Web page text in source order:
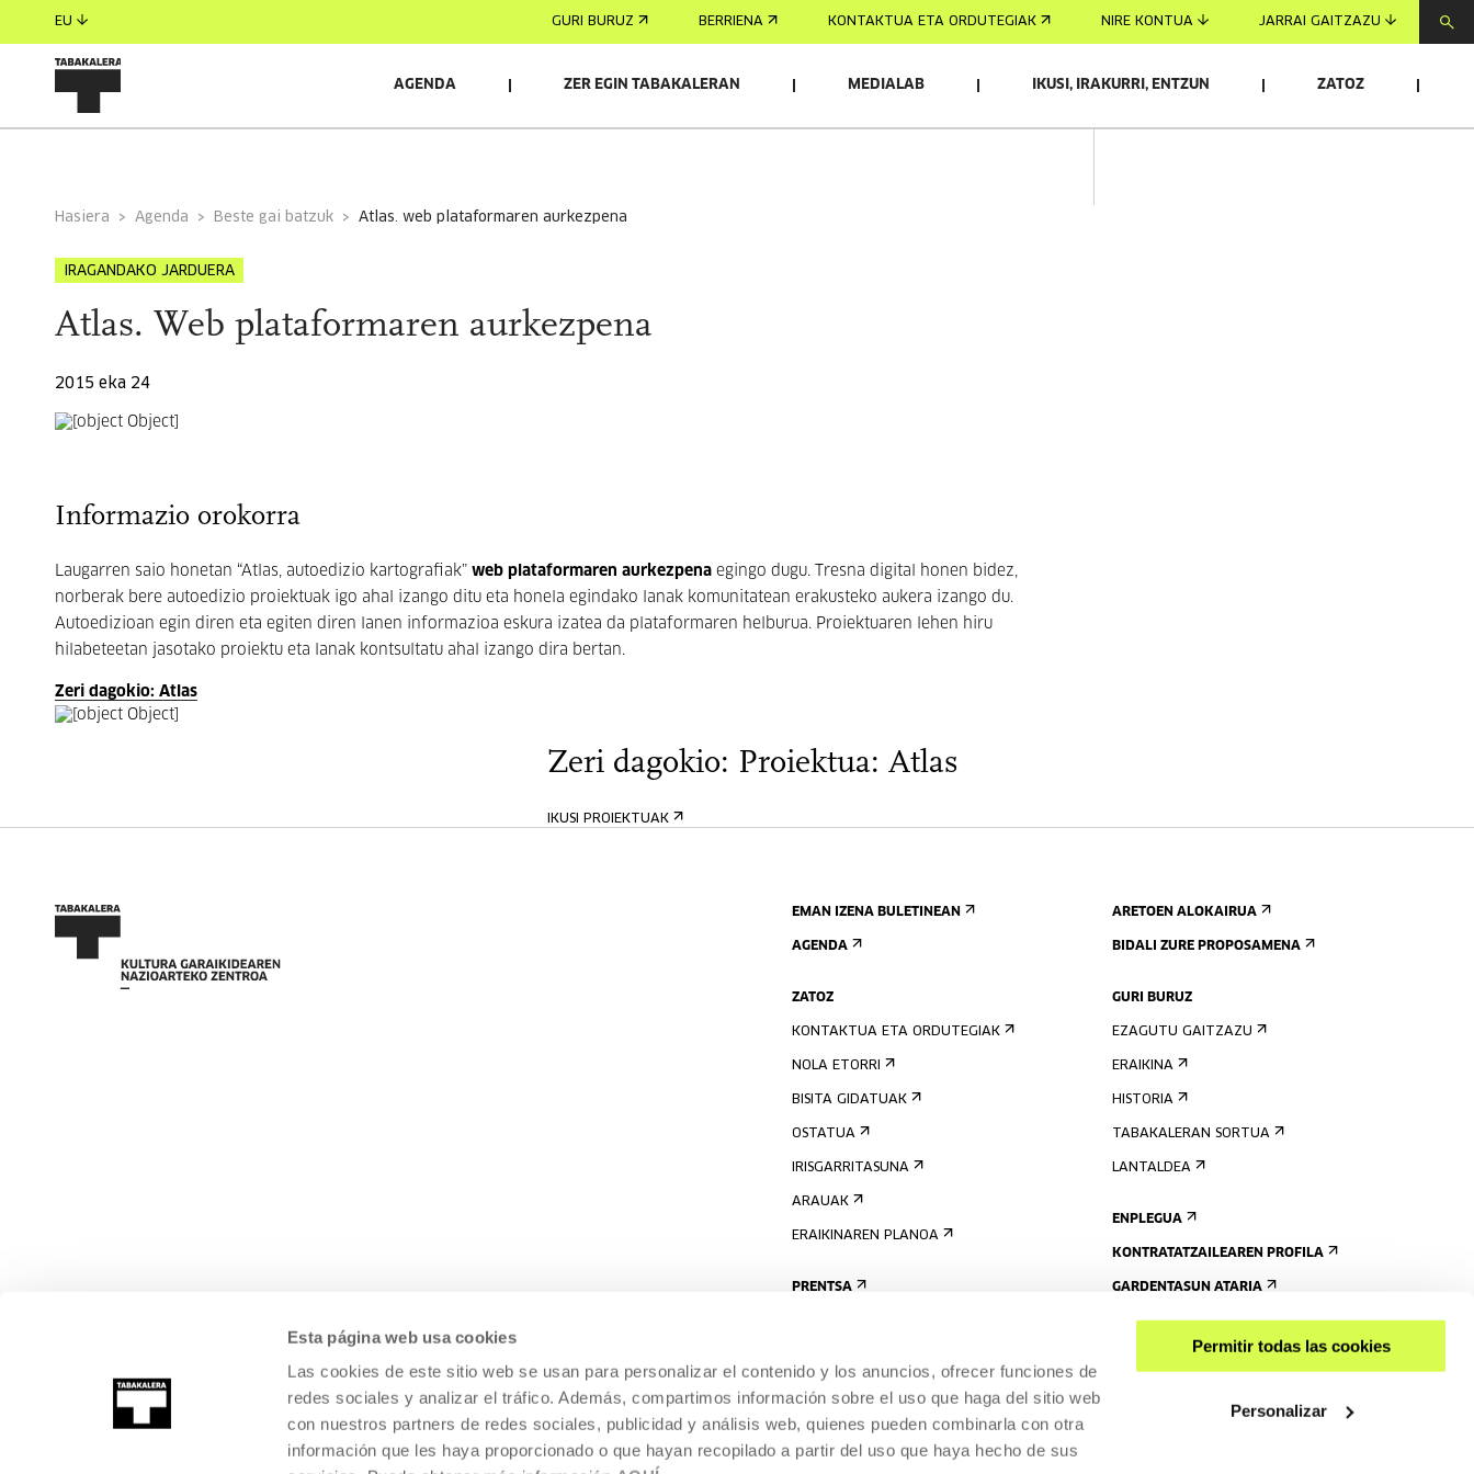
Esta página web usa cookies
Las cookies de este sitio web se usan para personalizar el contenido y los anuncios, ofrecer funciones de
redes sociales y analizar el tráfico. Además, compartimos información sobre el uso que haga del sitio web
con nuestros partners de redes sociales, publicidad y análisis web, quienes pueden combinarla con otra
información que les haya proporcionado o que hayan recopilado a partir del uso que haya hecho de sus
Permitir todas las cookies
Personalizar
EU GURI BURUZ BERRIENA KONTAKTUA ETA ORDUTEGIAK NIRE KONTUA JARRAI GAITZAZU
AGENDA ZER EGIN TABAKALERAN MEDIALAB IKUSI, IRAKURRI, ENTZUN ZATOZ
Hasiera Agenda Beste gai batzuk atlas. web plataformaren aurkezpena
IRAGANDAKO JARDUERA
Atlas. Web plataformaren aurkezpena
2015 eka 24
Informazio orokorra
Laugarren saio honetan “Atlas, autoedizio kartografiak” web plataformaren aurkezpena egingo dugu. Tresna digital honen bidez,
norberak bere autoedizio proiektuak igo ahal izango ditu eta honela egindako lanak komunitatean erakusteko aukera izango du.
Autoedizioan egin diren eta egiten diren lanen informazioa eskura izatea da plataformaren helburua. Proiektuaren lehen hiru
hilabeteetan jasotako proiektu eta lanak kontsultatu ahal izango dira bertan.
Zeri dagokio: Atlas
Zeri dagokio: Proiektua: Atlas
IKUSI PROIEKTUAK
EMAN IZENA BULETINEAN
AGENDA
ZATOZ
KONTAKTUA ETA ORDUTEGIAK
NOLA ETORRI
BISITA GIDATUAK
OSTATUA
IRISGARRITASUNA
ARAUAK
ERAIKINAREN PLANOA
PRENTSA
ARETOEN ALOKAIRUA
BIDALI ZURE PROPOSAMENA
GURI BURUZ
EZAGUTU GAITZAZU
ERAIKINA
HISTORIA
TABAKALERAN SORTUA
LANTALDEA
ENPLEGUA
KONTRATATZAILEAREN PROFILA
GARDENTASUN ATARIA